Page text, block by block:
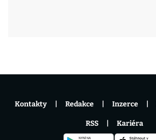
Kontakty Redakce Inzerce
RSS Kariéra